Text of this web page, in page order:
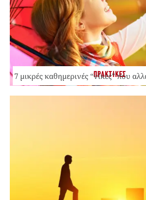
ΠΡΑΚΤΙΚΕΣ
7 μικρές καθημερινές “νίκες” που